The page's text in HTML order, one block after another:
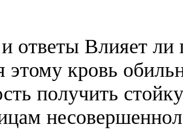
ответы Влияет ли
этому кровь
получить